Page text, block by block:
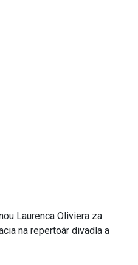
Laurenca Oliviera za
na repertoár divadla a